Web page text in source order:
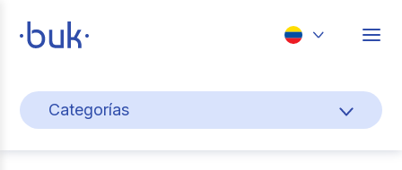
Perú
Categorías
Cultura y bienestar laboral